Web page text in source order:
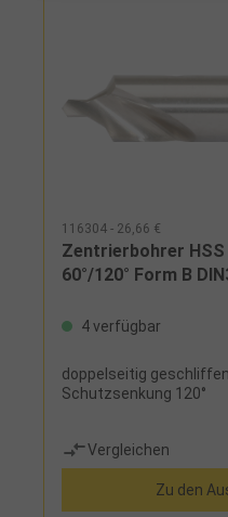
116304 - 26,66 €
Zentrierbohrer
60°/120° Form B
4 verfügbar
doppelseitig
Schutzsenkung 120°
Vergleichen
Zu den